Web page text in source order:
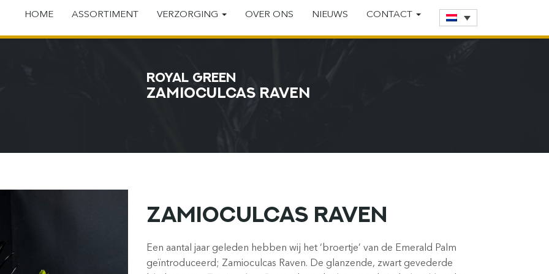
HOME ASSORTIMENT VERZORGING OVER ONS NIEUWS CONTACT
ROYAL GREEN
ZAMIOCULCAS RAVEN
ZAMIOCULCAS RAVEN
Een aantal jaar geleden hebben wij het ‘broertje’ van de Emerald Palm
geïntroduceerd; Zamioculcas Raven. De glanzende, zwart gevederde